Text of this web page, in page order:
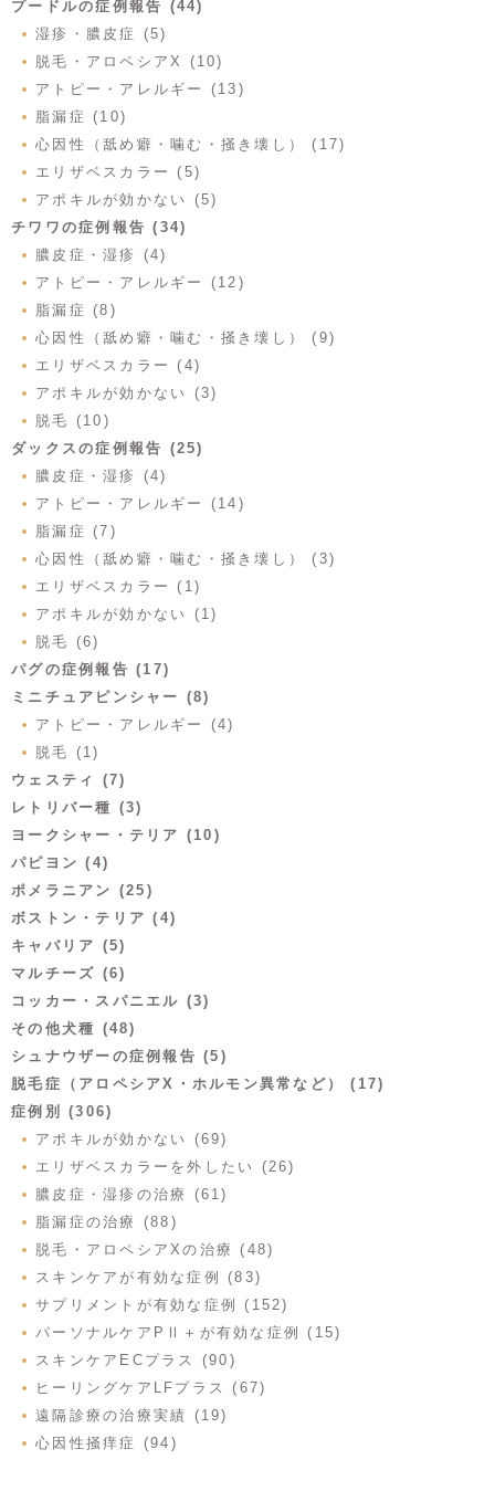
プードルの症例報告 (44)
湿疹・膿皮症 (5)
脱毛・アロペシアX (10)
アトピー・アレルギー (13)
脂漏症 (10)
心因性（舐め癖・噛む・掻き壊し） (17)
エリザベスカラー (5)
アポキルが効かない (5)
チワワの症例報告 (34)
膿皮症・湿疹 (4)
アトピー・アレルギー (12)
脂漏症 (8)
心因性（舐め癖・噛む・掻き壊し） (9)
エリザベスカラー (4)
アポキルが効かない (3)
脱毛 (10)
ダックスの症例報告 (25)
膿皮症・湿疹 (4)
アトピー・アレルギー (14)
脂漏症 (7)
心因性（舐め癖・噛む・掻き壊し） (3)
エリザベスカラー (1)
アポキルが効かない (1)
脱毛 (6)
パグの症例報告 (17)
ミニチュアピンシャー (8)
アトピー・アレルギー (4)
脱毛 (1)
ウェスティ (7)
レトリバー種 (3)
ヨークシャー・テリア (10)
パピヨン (4)
ポメラニアン (25)
ボストン・テリア (4)
キャバリア (5)
マルチーズ (6)
コッカー・スパニエル (3)
その他犬種 (48)
シュナウザーの症例報告 (5)
脱毛症（アロペシアX・ホルモン異常など） (17)
症例別 (306)
アポキルが効かない (69)
エリザベスカラーを外したい (26)
膿皮症・湿疹の治療 (61)
脂漏症の治療 (88)
脱毛・アロペシアXの治療 (48)
スキンケアが有効な症例 (83)
サプリメントが有効な症例 (152)
パーソナルケアPⅡ＋が有効な症例 (15)
スキンケアECプラス (90)
ヒーリングケアLFプラス (67)
遠隔診療の治療実績 (19)
心因性掻痒症 (94)